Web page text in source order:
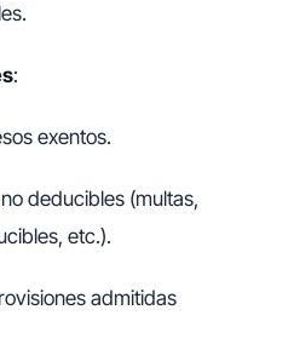
:
exentos.
deducibles (multas,
etc.).
admitidas